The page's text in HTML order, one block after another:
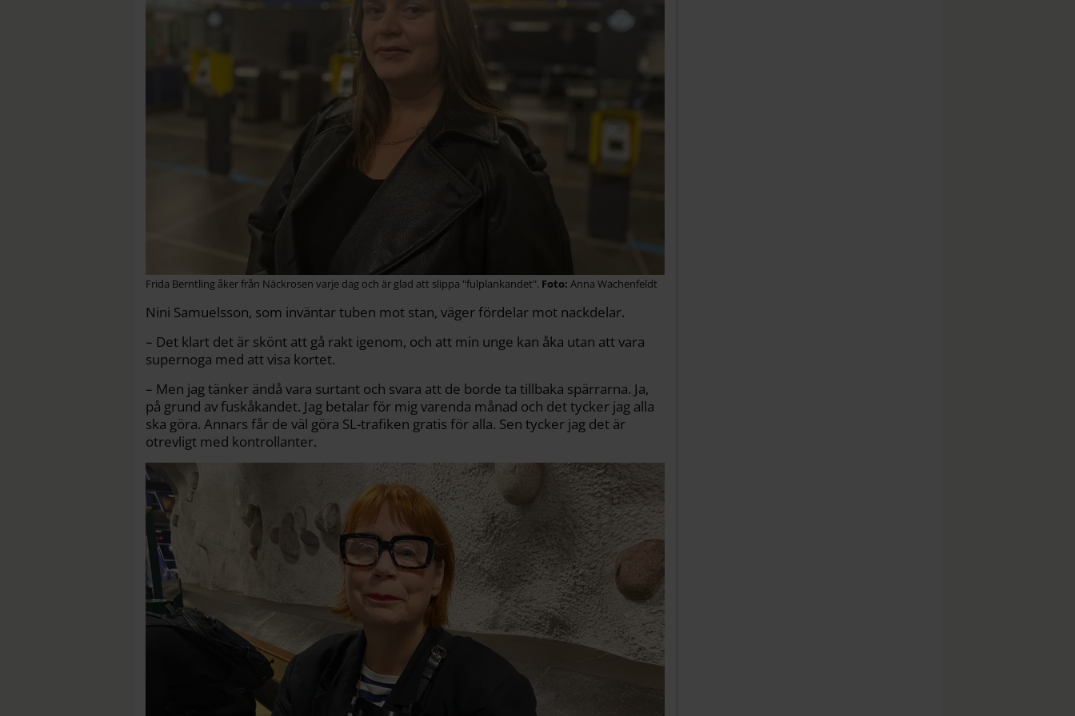
Frida Berntling åker från Näckrosen varje dag och är glad att slippa "fulplankandet". Anna Wachenfeldt
Nini Samuelsson, som inväntar tuben mot stan, väger fördelar mot nackdelar.
– Det klart det är skönt att gå rakt igenom, och att min unge kan åka utan att vara
supernoga med att visa kortet.
– Men jag tänker ändå vara surtant och svara att de borde ta tillbaka spärrarna. Ja,
på grund av fuskåkandet. Jag betalar för mig varenda månad och det tycker jag alla
ska göra. Annars får de väl göra SL-trafiken gratis för alla. Sen tycker jag det är
otrevligt med kontrollanter.